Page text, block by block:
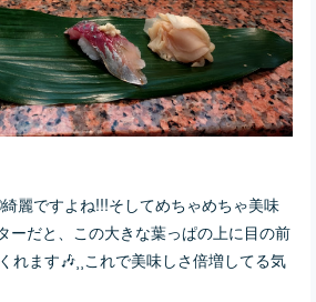
綺麗ですよね!!!そしてめちゃめちゃ美味
ーだと、この大きな葉っぱの上に目の前
れます🎶⸒⸒これで美味しさ倍増してる気